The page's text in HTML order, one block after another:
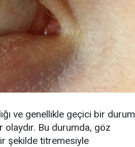
ve genellikle geçici bir durum
olaydır. Bu durumda, göz
şekilde titremesiyle